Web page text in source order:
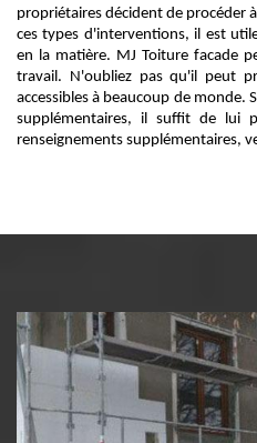
propriétaires décident de procéder
ces types d'interventions, il est
en la matière. MJ Toiture facade
travail. N'oubliez pas qu'il peut
accessibles à beaucoup de monde.
supplémentaires, il suffit de lui
renseignements supplémentaires,